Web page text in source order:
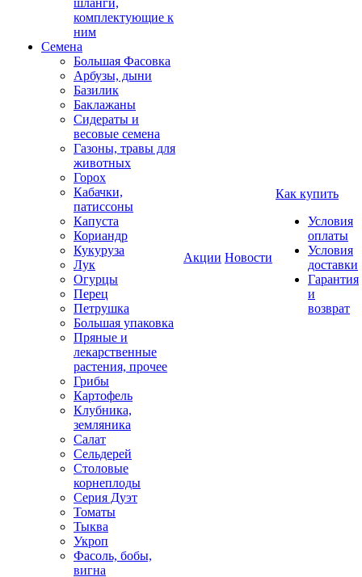
шланги,
комплектующие к
ним
Семена
Большая Фасовка
Арбузы, дыни
Базилик
Баклажаны
Сидераты и
весовые семена
Газоны, травы для
животных
Горох
Кабачки,
патиссоны
Капуста
Кориандр
Кукуруза
Лук
Огурцы
Перец
Петрушка
Большая упаковка
Пряные и
лекарственные
растения, прочее
Грибы
Картофель
Клубника,
земляника
Салат
Сельдерей
Столовые
корнеплоды
Серия Дуэт
Томаты
Тыква
Укроп
Фасоль, бобы,
вигна
Акции Новости
Как купить
Условия
оплаты
Условия
доставки
Гарантия
и
возврат